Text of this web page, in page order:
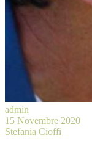
admin
15 Novembre 2020
Stefania Cioffi